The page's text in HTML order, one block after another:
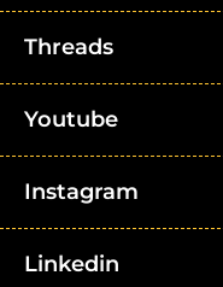
Threads
Youtube
Instagram
Linkedin